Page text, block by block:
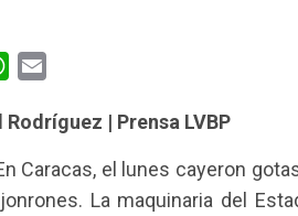
WhatsApp
| Prensa LVBP
Caracas, el lunes cayeron
La maquinaria del